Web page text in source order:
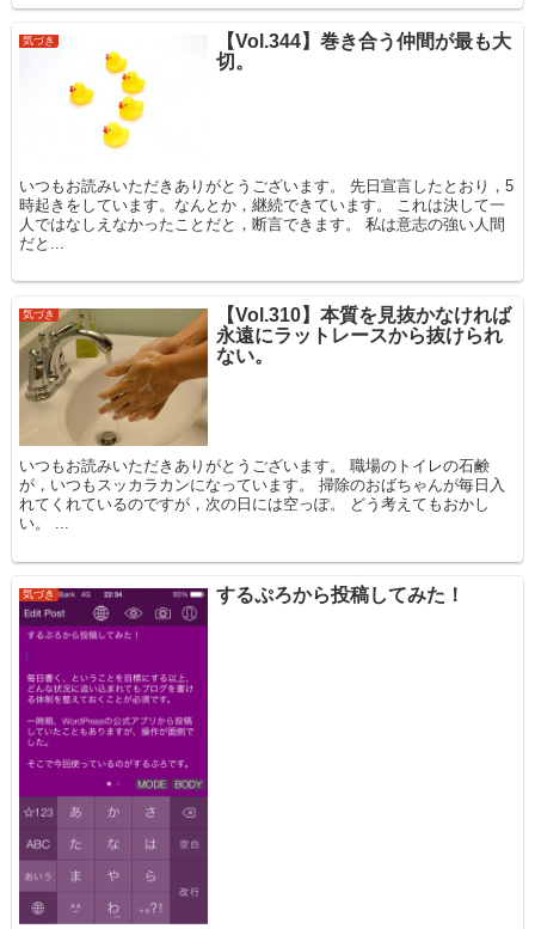
気づき
【Vol.344】巻き合う仲間が最も大
切。
いつもお読みいただきありがとうございます。 先日宣言したとおり，5
時起きをしています。なんとか，継続できています。 これは決して一
人ではなしえなかったことだと，断言できます。 私は意志の強い人間
だと...
気づき
【Vol.310】本質を見抜かなければ
永遠にラットレースから抜けられ
ない。
いつもお読みいただきありがとうございます。 職場のトイレの石鹸
が，いつもスッカラカンになっています。 掃除のおばちゃんが毎日入
れてくれているのですが，次の日には空っぽ。 どう考えてもおかし
い。 ...
気づき するぷろから投稿してみた！